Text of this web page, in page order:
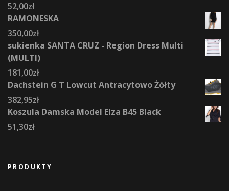
52,00zł
RAMONESKA
350,00zł
sukienka SANTA CRUZ - Region Dress Multi
(MULTI)
181,00zł
Dachstein G T Lowcut Antracytowo Żółty
382,95zł
Koszula Damska Model Elza B45 Black
51,30zł
PRODUKTY